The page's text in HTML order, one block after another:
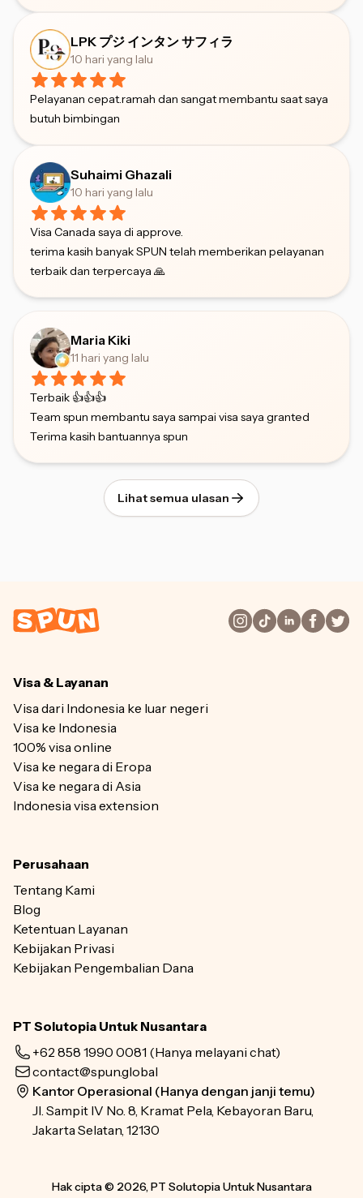
LPK プジ インタン サフィラ
10 hari yang lalu
Pelayanan cepat.ramah dan sangat membantu saat saya
butuh bimbingan
Suhaimi Ghazali
10 hari yang lalu
Visa Canada saya di approve.
terima kasih banyak SPUN telah memberikan pelayanan
terbaik dan terpercaya 🙏
Maria Kiki
11 hari yang lalu
Terbaik 👍👍👍
Team spun membantu saya sampai visa saya granted
Terima kasih bantuannya spun
Lihat semua ulasan
Visa & Layanan
Visa dari Indonesia ke luar negeri
Visa ke Indonesia
100% visa online
Visa ke negara di Eropa
Visa ke negara di Asia
Indonesia visa extension
Perusahaan
Tentang Kami
Blog
Ketentuan Layanan
Kebijakan Privasi
Kebijakan Pengembalian Dana
PT Solutopia Untuk Nusantara
+62 858 1990 0081 (Hanya melayani chat)
contact@spun.global
Kantor Operasional (Hanya dengan janji temu)
Jl. Sampit IV No. 8, Kramat Pela, Kebayoran Baru,
Jakarta Selatan, 12130
Hak cipta © 2026, PT Solutopia Untuk Nusantara